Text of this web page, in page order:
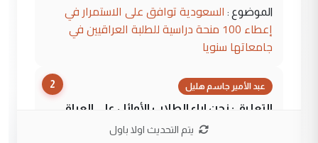
الموضوع : السعودية توافق على الاستمرار في
إعطاء 100 منحة دراسية للطلبة العراقيين في
جامعاتها سنويا
2 عبد الأمير جاسم هليل
التعليق : نحن اباء الطلاب الأوائل على العراق
نتشرف بلقاء السيد احمد الصافي في العتبات
يتم التحديث اولا باول